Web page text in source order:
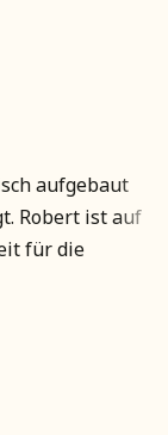
aufgebaut
Robert ist auf
für die